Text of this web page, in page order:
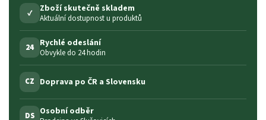
✓ Zboží skutečně skladem
Aktuální dostupnost u produktů
24 Rychlé odeslání
Obvykle do 24 hodin
CZ Doprava po ČR a Slovensku
DS Osobní odběr